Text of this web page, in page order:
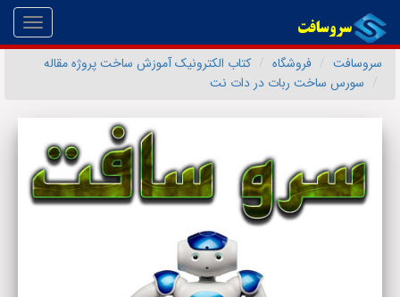
سروسافت
فروشگاه
کتاب الکترونیک آموزش ساخت پروژه مقاله
سورس ساخت ربات در دات نت